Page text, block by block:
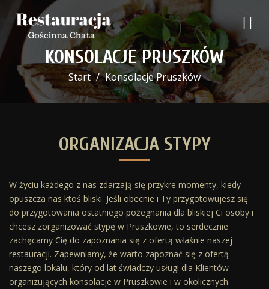
KONSOLACJE PRUSZKÓW
Start Konsolacje Pruszków
ORGANIZACJA STYPY
W życiu każdego z nas zdarzają się przykre momenty, kiedy
opuszcza nas ktoś bliski. Jeśli obecnie i Ty przygotowujesz się
do przygotowania ostatniego pożegnania dla bliskiej Ci osoby i
chcesz zorganizować stypę w Pruszkowie, to serdecznie
zachęcamy Cię do zapoznania się z ofertą właśnie naszej
restauracji. Zapewniamy, że warto zapoznać się z ofertą
naszego lokalu, który od lat świadczy usługi dla Klientów
organizujących konsolacje w Pruszkowie i w okolicznych